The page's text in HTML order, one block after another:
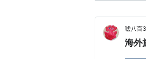
嘘八百
海外